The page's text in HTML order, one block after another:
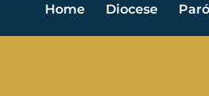
Home Diocese